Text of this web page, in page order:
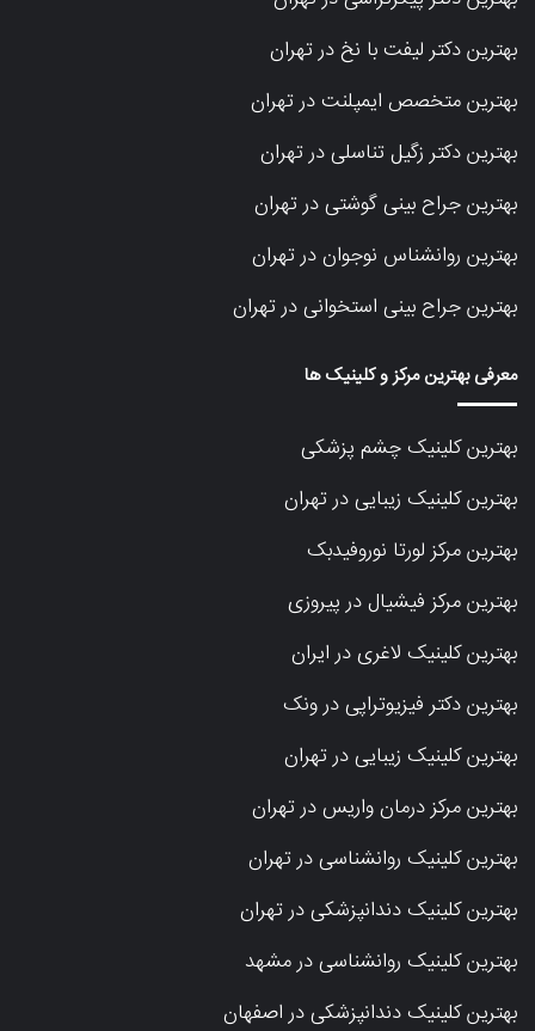
بهترین دکتر لیفت با نخ در تهران
بهترین متخصص ایمپلنت در تهران
بهترین دکتر زگیل تناسلی در تهران
بهترین جراح بینی گوشتی در تهران
بهترین روانشناس نوجوان در تهران
بهترین جراح بینی استخوانی در تهران
معرفی بهترین مرکز و کلینیک ها
بهترین کلینیک چشم پزشکی
بهترین کلینیک زیبایی در تهران
بهترین مرکز لورتا نوروفیدبک
بهترین مرکز فیشیال در پیروزی
بهترین کلینیک لاغری در ایران
بهترین دکتر فیزیوتراپی در ونک
بهترین کلینیک زیبایی در تهران
بهترین مرکز درمان واریس در تهران
بهترین کلینیک روانشناسی در تهران
بهترین کلینیک دندانپزشکی در تهران
بهترین کلینیک روانشناسی در مشهد
بهترین کلینیک دندانپزشکی در اصفهان